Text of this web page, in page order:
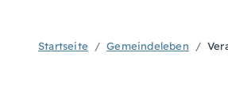
Startseite Gemeindeleben